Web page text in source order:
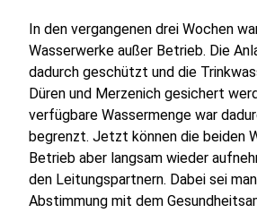
In den vergangenen drei Wochen
Wasserwerke außer Betrieb. Die
dadurch geschützt und die
Düren und Merzenich gesichert
verfügbare Wassermenge war
begrenzt. Jetzt können die beiden
Betrieb aber langsam wieder
den Leitungspartnern. Dabei sei
Abstimmung mit dem